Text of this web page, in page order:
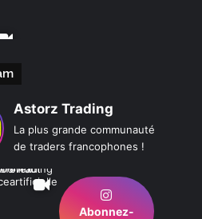
Astorz Trading
La plus grande communauté
de traders francophones !
Abonnez-